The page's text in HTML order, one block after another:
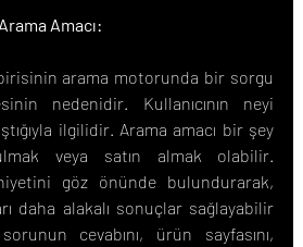
Amacı:
arama motorunda bir sorgu
nedenidir. Kullanıcının neyi
ilgilidir. Arama amacı bir şey
veya satın almak olabilir.
niyetini göz önünde bulundurarak,
daha alakalı sonuçlar sağlayabilir
cevabını, ürün sayfasını,